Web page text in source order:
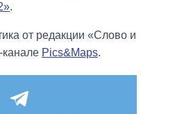
.
от редакции «Слово и
канале Pics&Maps.